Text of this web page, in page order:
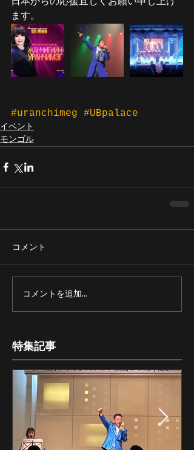
特集記事
ます。
#uranchimeg #UBpalace
イベント
モンゴル
コメント
コメントを追加…